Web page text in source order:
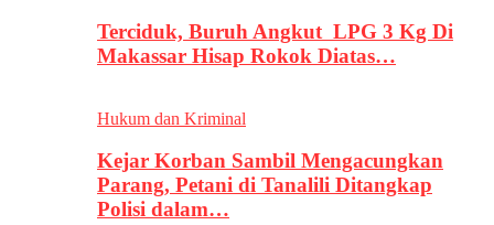
Terciduk, Buruh Angkut LPG 3 Kg Di
Makassar Hisap Rokok Diatas…
Hukum dan Kriminal
Kejar Korban Sambil Mengacungkan
Parang, Petani di Tanalili Ditangkap
Polisi dalam…